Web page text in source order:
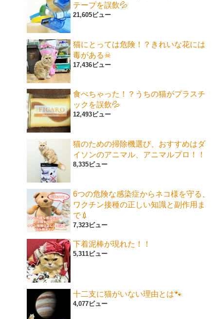
テープを誤飲💦
21,605ビュー
猫にとっては危険！？きれいな花には
毒がある☠
17,436ビュー
食べちゃった！？うちの猫がプラスチ
ックを誤飲💦
12,493ビュー
猫のための掃除機選び、おすすめはダ
イソンのアニマル、アニマルプロ！！
8,335ビュー
6つの危険な感染症からネコ様を守る、
ワクチン接種の正しい知識と副作用ま
で💉
7,323ビュー
下着泥棒が現れた！！
5,311ビュー
十二支に猫がいない理由とは🐾
4,077ビュー